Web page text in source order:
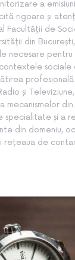
a
rigoare și
Facultății de
din
necesare pentru
profesională
și
mecanismelor
și a
din domeniu,
rețeaua de